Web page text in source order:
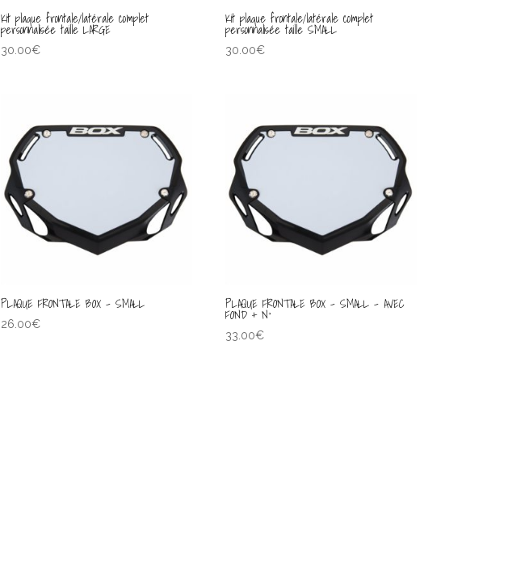
Kit plaque frontale/latérale complet
personnalisée taille LARGE
30.00€
Kit plaque frontale/latérale complet
personnalisée taille SMALL
30.00€
PLAQUE FRONTALE BOX – SMALL
26.00€
PLAQUE FRONTALE BOX – SMALL – AVEC
FOND + N°
33.00€